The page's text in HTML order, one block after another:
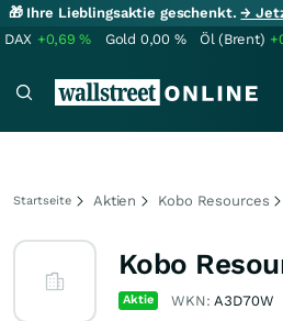
🎁 Ihre Lieblingsaktie geschenkt.→
DAX +0,69% Gold 0,00 % Öl (Brent)
Startseite Aktien Kobo Resources
Kobo
Aktie WKN:A3D70W